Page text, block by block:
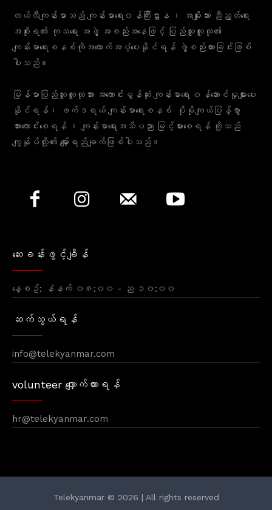
တယ်လီကျန်းမာသည် ကျန်းမာရေး၀န်ကြီးဌာန ၊ အမျိုးသား ညီညွတ်ရေး
အစိုးရ၏ ကုသရေး အဖွဲ့ အစည်းအနေဖြင့် ပြည်သူလူထု၏
ကျန်းမာရေးစနစ်ကိုအထောက်အပံ့ပေးနိုင်ရန် ဖွဲ့စည်းထားခြင်းဖြစ်
ပါသည်။
မြန်မာပြည်သူလူထုအား အကောင်းမွန်ဆုံး ကျန်းမာရေး ၀န်ဆောင်မှုများပေး
နိုင်ရန်၊ ဖက်ဒရယ် ကျန်းမာရေးစနစ် ပိုမိုကျယ်ပြန့်စွာ
အားကောင်းစေရန် ၊ ကျန်းမာရေးအသိပညာ မြင့်မားစေရန် တို့သည်
ကျွန်ုပ်တို့၏ မျှော်ရည်ချက်ဖြစ်ပါသည်။
ဆေးခန်းဖွင့်ချိန်
နေ့စဥ်: နံနက် ၀၈:၀၀ - ည ၁၀:၀၀
ဆက်သွယ်ရန်
info@telekyanmar.com
volunteer လျှောက်ထားရန်
hr@telekyanmar.com
Telekyanmar © 2026 | All rights reserved